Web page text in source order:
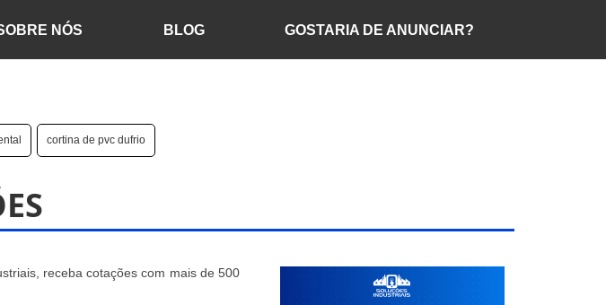
NÓS BLOG GOSTARIA DE ANUNCIAR?
cortina de pvc dufrio
receba cotações com mais de 500